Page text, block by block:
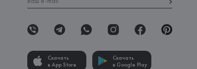
Скачать
в App Store
Скачать
в Google Play